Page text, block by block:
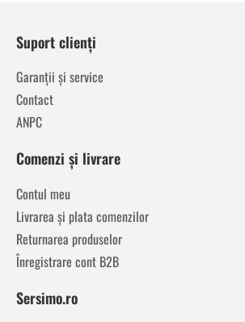
Suport clienți
Garanții și service
Contact
ANPC
Comenzi și livrare
Contul meu
Livrarea și plata comenzilor
Returnarea produselor
Înregistrare cont B2B
Sersimo.ro